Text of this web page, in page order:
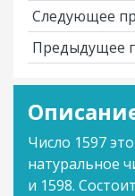
Следующее
Предыдущее
Число 1597
натуральное
и 1598.